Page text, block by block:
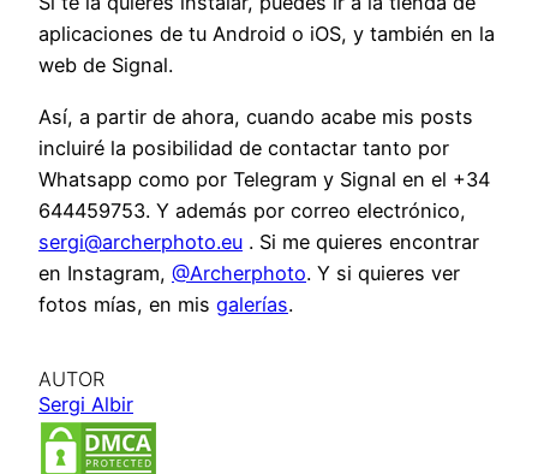
aplicaciones de tu Android o iOS, y también en la
web de Signal.
Así, a partir de ahora, cuando acabe mis posts
incluiré la posibilidad de contactar tanto por
Whatsapp como por Telegram y Signal en el +34
644459753. Y además por correo electrónico,
sergi@archerphoto.eu . Si me quieres encontrar
en Instagram, @Archerphoto. Y si quieres ver
fotos mías, en mis galerías.
AUTOR
Sergi Albir